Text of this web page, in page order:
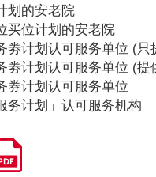
划的安老院
买位计划的安老院
劵计划认可服务单位 (只
劵计划认可服务单位 (
券计划认可服务单位
务计划」认可服务机构